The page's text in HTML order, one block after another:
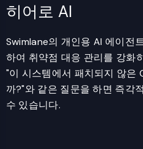
히어로 AI
Swimlane의 개인용 AI 에이전
하여 취약점 대응 관리를 강화
"이 시스템에서 패치되지 않은
까?"와 같은 질문을 하면 즉각
수 있습니다.